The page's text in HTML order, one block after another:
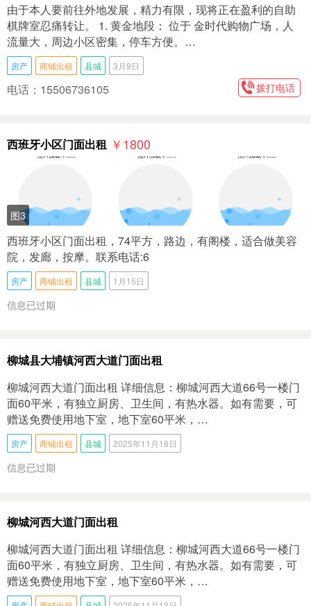
由于本人要前往外地发展，精力有限，现将正在盈利的自助
棋牌室忍痛转让。 1. 黄金地段： 位于 金时代购物广场，人
流量大，周边小区密集，停车方便。…
房产 商铺出租 县城 3月9日
电话：15506736105 拨打电话
西班牙小区门面出租 ￥1800
图3
西班牙小区门面出租，74平方，路边，有阁楼，适合做美容
院，发廊，按摩。联系电话:6
房产 商铺出租 县城 1月15日
信息已过期
柳城县大埔镇河西大道门面出租
柳城河西大道门面出租 详细信息：柳城河西大道66号一楼门
面60平米，有独立厨房、卫生间，有热水器。如有需要，可
赠送免费使用地下室，地下室60平米，…
房产 商铺出租 县城 2025年11月18日
信息已过期
柳城河西大道门面出租
柳城河西大道门面出租 详细信息：柳城河西大道66号一楼门
面60平米，有独立厨房、卫生间，有热水器。如有需要，可
赠送免费使用地下室，地下室60平米，…